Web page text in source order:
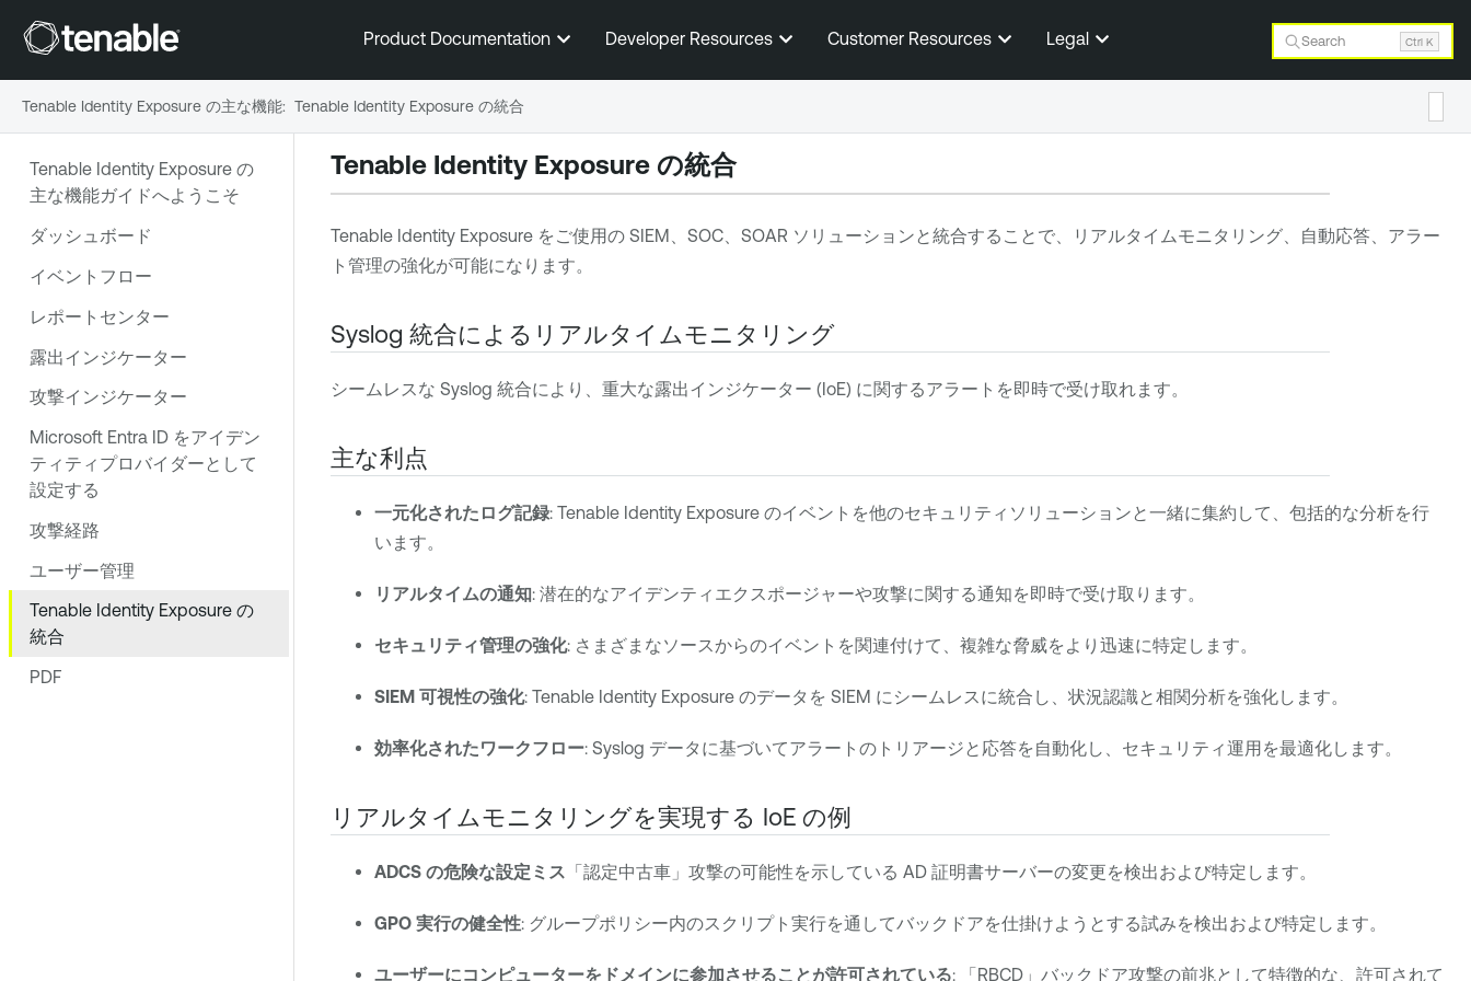
メインコンテンツに移動する
Product Documentation Developer Resources Customer Resources Legal Search Ctrl K
Tenable Identity Exposure の
主な機能ガイドへようこそ
ダッシュボード
イベントフロー
レポートセンター
露出インジケーター
攻撃インジケーター
Microsoft Entra ID をアイデン
ティティプロバイダーとして
設定する
攻撃経路
ユーザー管理
Tenable Identity Exposure の
統合
PDF
Tenable Identity Exposure の統合
Tenable Identity Exposureをご使用の SIEM、SOC、SOAR ソリューションと統合することで、リアルタイムモニタリング、自動応答、アラー
ト管理の強化が可能になります。
Syslog 統合によるリアルタイムモニタリング
シームレスな Syslog 統合により、重大な露出インジケーター (IoE) に関するアラートを即時で受け取れます。
主な利点
一元化されたログ記録: Tenable Identity Exposure のイベントを他のセキュリティソリューションと一緒に集約して、包括的な分析を行
います。
リアルタイムの通知: 潜在的なアイデンティエクスポージャーや攻撃に関する通知を即時で受け取ります。
セキュリティ管理の強化: さまざまなソースからのイベントを関連付けて、複雑な脅威をより迅速に特定します。
SIEM 可視性の強化: Tenable Identity Exposure のデータを SIEM にシームレスに統合し、状況認識と相関分析を強化します。
効率化されたワークフロー: Syslog データに基づいてアラートのトリアージと応答を自動化し、セキュリティ運用を最適化します。
リアルタイムモニタリングを実現する IoE の例
ADCS の危険な設定ミス 「認定中古車」攻撃の可能性を示している AD 証明書サーバーの変更を検出および特定します。
GPO 実行の健全性: グループポリシー内のスクリプト実行を通してバックドアを仕掛けようとする試みを検出および特定します。
ユーザーにコンピューターをドメインに参加させることが許可されている: 「RBCD」バックドア攻撃の前兆として特徴的な、許可されて
Tenable Identity Exposure の主な機能: Tenable Identity Exposure の統合